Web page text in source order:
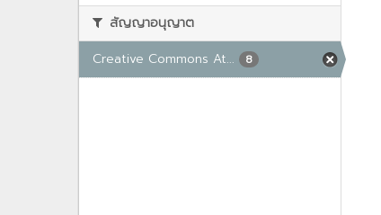
สัญญาอนุญาต
Creative Commons At...
8